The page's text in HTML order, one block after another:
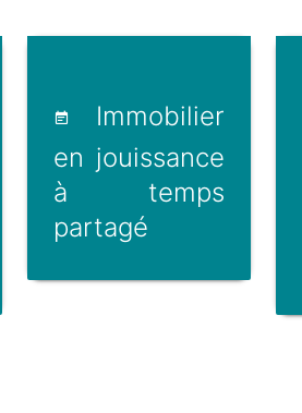
Immobilier
en jouissance
à temps
partagé